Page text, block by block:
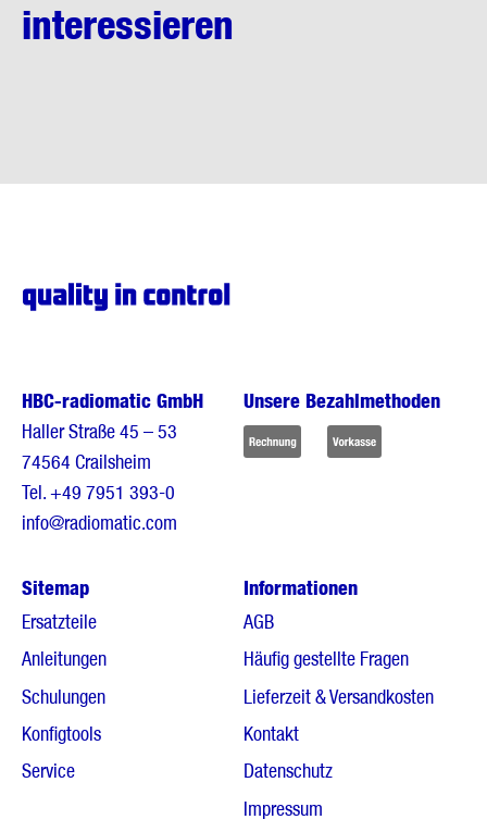
interessieren
HBC-radiomatic GmbH
Haller Straße 45 – 53
74564 Crailsheim
Tel.+49 7951 393-0
info@radiomatic.com
Unsere Bezahlmethoden
Sitemap
Ersatzteile
Anleitungen
Schulungen
Konfigtools
Service
Informationen
AGB
Häufig gestellte Fragen
Lieferzeit & Versandkosten
Kontakt
Datenschutz
Impressum